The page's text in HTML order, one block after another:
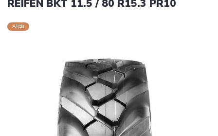
REIFEN BKT 11.5 / 80 R15.3 PR10
Akcia